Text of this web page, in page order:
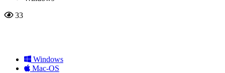
33
Windows
Mac-OS